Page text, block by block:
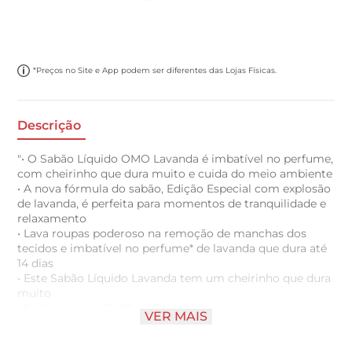
*Preços no Site e App podem ser diferentes das Lojas Físicas.
Descrição
"• O Sabão Líquido OMO Lavanda é imbatível no perfume,
com cheirinho que dura muito e cuida do meio ambiente
• A nova fórmula do sabão, Edição Especial com explosão
de lavanda, é perfeita para momentos de tranquilidade e
relaxamento
• Lava roupas poderoso na remoção de manchas dos
tecidos e imbatível no perfume* de lavanda que dura até
14 dias
• Este Sabão Líquido Lavanda tem um cheirinho que dura
muito
• Sabão Líquido OMO de 3 L é poderoso na limpeza e
rende 30 lavagens, apenas uma tampa lava uma máquina
VER MAIS